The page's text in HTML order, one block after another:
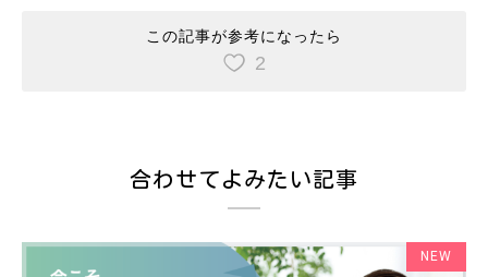
この記事が参考になったら
2
合わせてよみたい記事